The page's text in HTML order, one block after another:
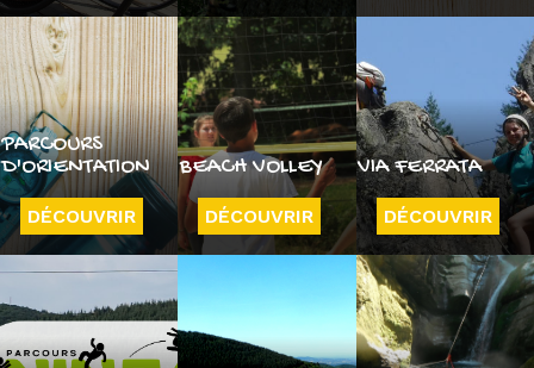
PARCOURS
D'ORIENTATION
DÉCOUVRIR
BEACH VOLLEY
DÉCOUVRIR
VIA FERRATA
DÉCOUVRIR